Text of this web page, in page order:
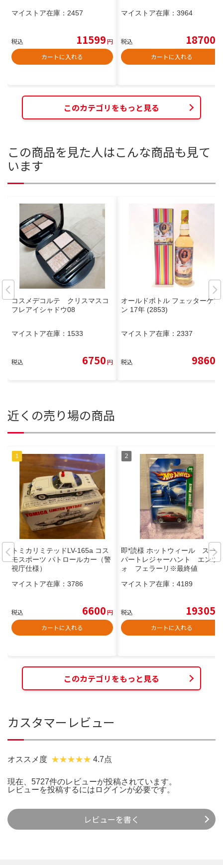
マイストア在庫： 2457
税込 11599円
カートに入れる
マイストア在庫： 3964
税込 18700
カートに入れる
このカテゴリをもっと見る
この商品を見た人はこんな商品も見て
います
コスメデコルテ クリスマスコ
フレアイシャドウ08
マイストア在庫： 1533
税込 6750円
オールドボトル フェッターケア
ン 17年 (2853)
マイストア在庫： 2337
税込 9860
近くの売り場の商品
トミカリミテッドLV-165a コス
モスポーツ パトロールカー（警
視庁仕様）
マイストア在庫： 3786
税込 6600円
カートに入れる
即*読様 ホットウィール スー
パートレジャーハント エンツ
ォ フェラーリ※最終値
マイストア在庫： 4189
税込 19305
カートに入れる
このカテゴリをもっと見る
カスタマーレビュー
オススメ度 4.7点
現在、5727件のレビューが投稿されています。
レビューを投稿するには ログインが必要です。
レビューを書く